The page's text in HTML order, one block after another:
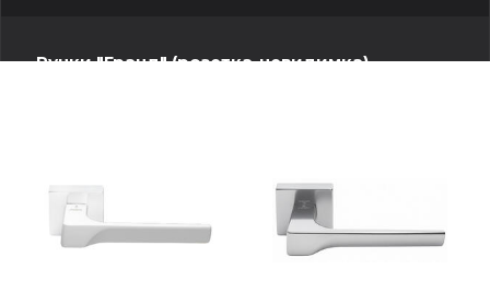
Ручки "Гранд" (розетка-невидимка)
Коста
Милена